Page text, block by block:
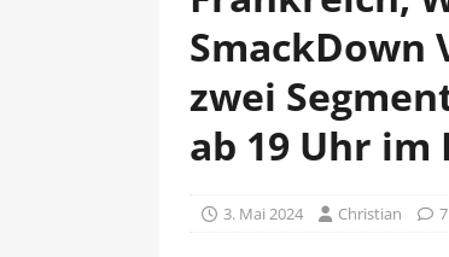
SmackDown
zwei
ab 19 Uhr im
3. Mai 2024 Christian 7